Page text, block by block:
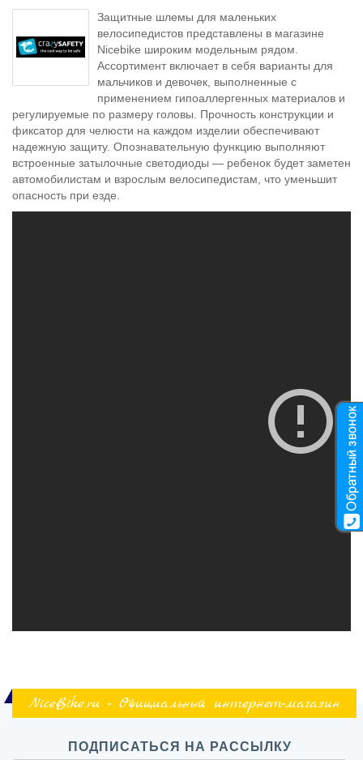
Защитные шлемы для маленьких
велосипедистов представлены в магазине
Nicebike широким модельным рядом.
Ассортимент включает в себя варианты для
мальчиков и девочек, выполненные с
применением гипоаллергенных материалов и
регулируемые по размеру головы. Прочность конструкции и
фиксатор для челюсти на каждом изделии обеспечивают
надежную защиту. Опознавательную функцию выполняют
встроенные затылочные светодиоды — ребенок будет заметен
автомобилистам и взрослым велосипедистам, что уменьшит
опасность при езде.
NiceBike.ru - Официальный интернет-магазин
ПОДПИСАТЬСЯ НА РАССЫЛКУ